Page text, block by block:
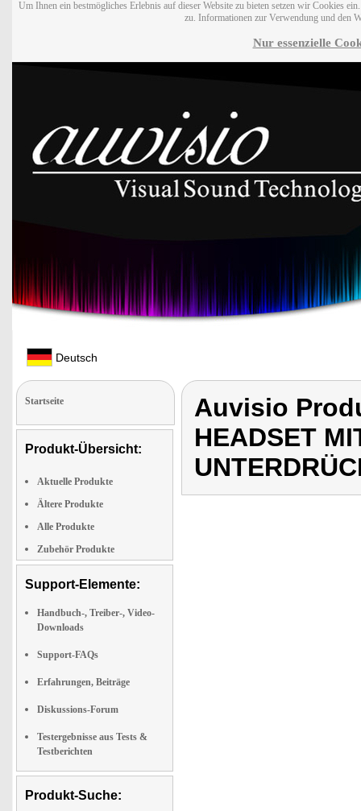
Um Ihnen ein bestmögliches Erlebnis auf dieser Website zu bieten setzen wir Cookies
zu. Informationen zur Verwendung und den
Nur essenzielle
Deutsch
Startseite
Produkt-Übersicht:
Aktuelle Produkte
Ältere Produkte
Alle Produkte
Zubehör Produkte
Support-Elemente:
Handbuch-, Treiber-, Video-
Downloads
Support-FAQs
Erfahrungen, Beiträge
Diskussions-Forum
Testergebnisse aus Tests &
Testberichten
Produkt-Suche:
Auvisio
HEADSET